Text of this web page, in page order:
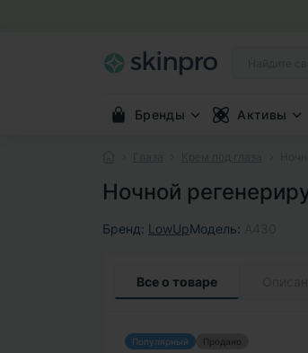
Бренды Активы
Ночной
Бренд: LowUpМодель:
Все о товаре
Популярный Продано